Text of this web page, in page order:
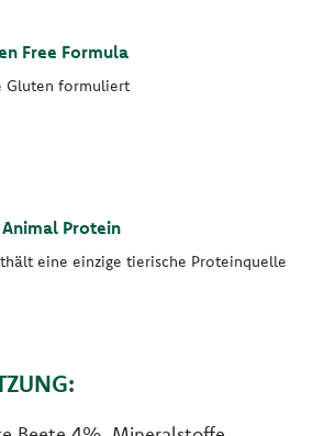
Free Formula
Gluten formuliert
Protein
eine einzige tierische Proteinquelle